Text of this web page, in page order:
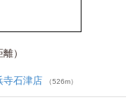
）
寺石津店 （526m）